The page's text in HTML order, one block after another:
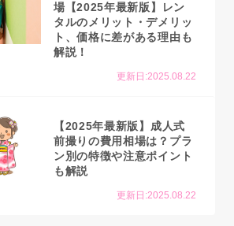
場【2025年最新版】レン
タルのメリット・デメリッ
ト、価格に差がある理由も
解説！
更新日:2025.08.22
【2025年最新版】成人式
前撮りの費用相場は？プラ
ン別の特徴や注意ポイント
も解説
更新日:2025.08.22